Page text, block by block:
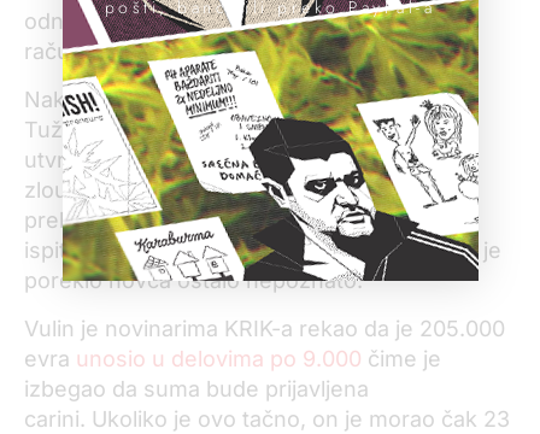
odnosno da je transferisan na bankovne
račune Vulina i njegove supruge.
Nakon toga Agencija je izveštaj dostavila
Tužilaštvu za organizovani kriminal koje je
utvrdilo da nema dokaza da je Vulin
zloupotrebio položaj ili primio mito. Slučaj su
prebacili Prvom osnovnom tužilaštvu koje je
ispitivalo da li je on prijavio svu imovinu, dok je
poreklo novca ostalo nepoznato.
Vulin je novinarima KRIK-a rekao da je 205.000
evra unosio u delovima po 9.000 čime je
izbegao da suma bude prijavljena
carini. Ukoliko je ovo tačno, on je morao čak 23
pošti, banci ili preko PayPal-a